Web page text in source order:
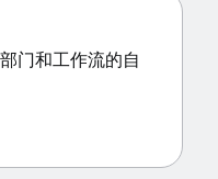
门和工作流的自